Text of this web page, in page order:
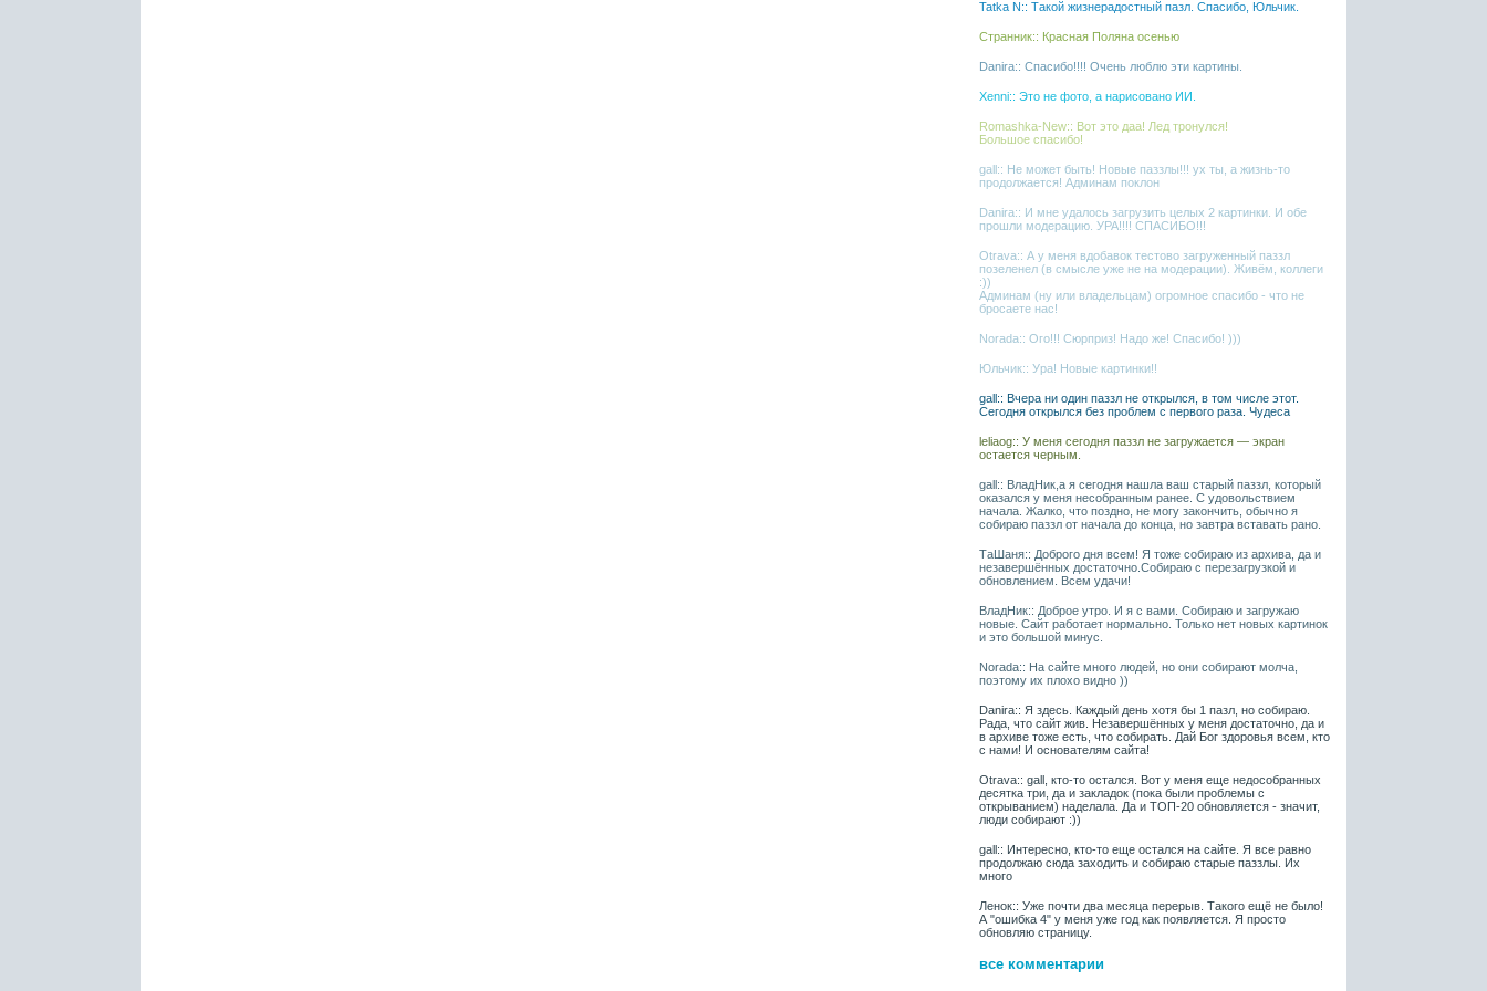
Tatka N:: Такой жизнерадостный пазл. Спасибо, Юльчик.
Странник:: Красная Поляна осенью
Danira:: Спасибо!!!! Очень люблю эти картины.
Xenni:: Это не фото, а нарисовано ИИ.
Romashka-New:: Вот это даа! Лед тронулся!
Большое спасибо!
gall:: Не может быть! Новые паззлы!!! ух ты, а жизнь-то
продолжается! Админам поклон
Danira:: И мне удалось загрузить целых 2 картинки. И обе
прошли модерацию. УРА!!!! СПАСИБО!!!
Otrava:: А у меня вдобавок тестово загруженный паззл
позеленел (в смысле уже не на модерации). Живём, коллеги
:))
Админам (ну или владельцам) огромное спасибо - что не
бросаете нас!
Norada:: Ого!!! Сюрприз! Надо же! Спасибо! )))
Юльчик:: Ура! Новые картинки!!
gall:: Вчера ни один паззл не открылся, в том числе этот.
Сегодня открылся без проблем с первого раза. Чудеса
leliaog:: У меня сегодня паззл не загружается — экран
остается черным.
gall:: ВладНик,а я сегодня нашла ваш старый паззл, который
оказался у меня несобранным ранее. С удовольствием
начала. Жалко, что поздно, не могу закончить, обычно я
собираю паззл от начала до конца, но завтра вставать рано.
ТаШаня:: Доброго дня всем! Я тоже собираю из архива, да и
незавершённых достаточно.Собираю с перезагрузкой и
обновлением. Всем удачи!
ВладНик:: Доброе утро. И я с вами. Собираю и загружаю
новые. Сайт работает нормально. Только нет новых картинок
и это большой минус.
Norada:: На сайте много людей, но они собирают молча,
поэтому их плохо видно ))
Danira:: Я здесь. Каждый день хотя бы 1 пазл, но собираю.
Рада, что сайт жив. Незавершённых у меня достаточно, да и
в архиве тоже есть, что собирать. Дай Бог здоровья всем, кто
с нами! И основателям сайта!
Otrava:: gall, кто-то остался. Вот у меня еще недособранных
десятка три, да и закладок (пока были проблемы с
открыванием) наделала. Да и ТОП-20 обновляется - значит,
люди собирают :))
gall:: Интересно, кто-то еще остался на сайте. Я все равно
продолжаю сюда заходить и собираю старые паззлы. Их
много
Ленок:: Уже почти два месяца перерыв. Такого ещё не было!
А "ошибка 4" у меня уже год как появляется. Я просто
обновляю страницу.
все комментарии